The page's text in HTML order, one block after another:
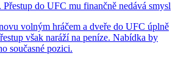
Přestup do UFC mu finančně nedává smysl
volným hráčem a dveře do UFC úplně
však naráží na peníze. Nabídka by
současné pozici.